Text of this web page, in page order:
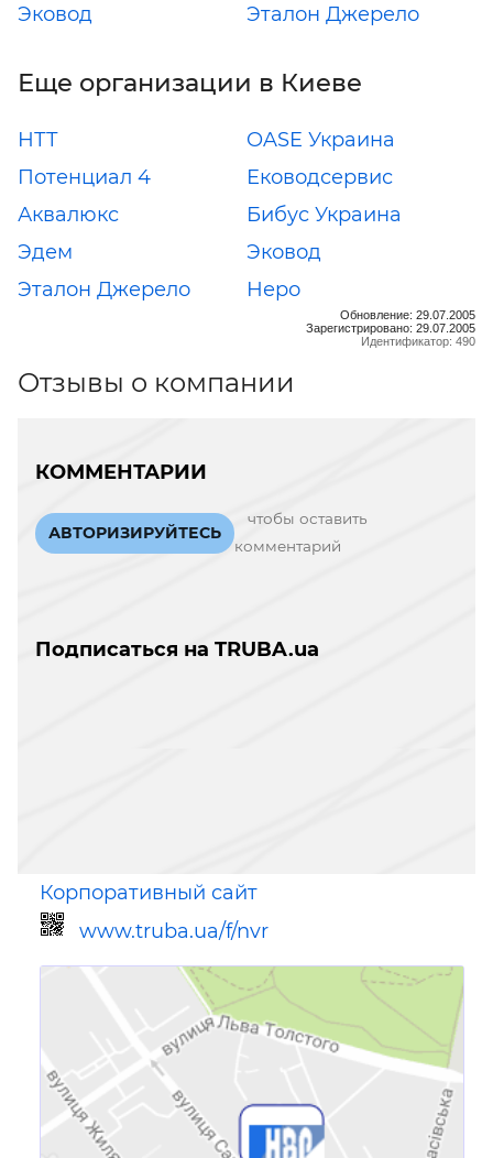
Эковод
Эталон Джерело
Еще организации в Киеве
НТТ
OASE Украина
Потенциал 4
Еководсервис
Аквалюкс
Бибус Украина
Эдем
Эковод
Эталон Джерело
Неро
Обновление: 29.07.2005
Зарегистрировано: 29.07.2005
Идентификатор: 490
Отзывы о компании
КОММЕНТАРИИ
АВТОРИЗИРУЙТЕСЬ
чтобы оставить
комментарий
Подписаться на TRUBA.ua
Корпоративный сайт
www.truba.ua/f/nvr
Ссылка для мобильных устройств